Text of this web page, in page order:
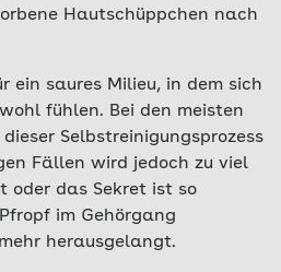
Hautschüppchen nach
ein saures Milieu, in dem sich
fühlen. Bei den meisten
Selbstreinigungsprozess
Fällen wird jedoch zu viel
oder das Sekret ist so
im Gehörgang
herausgelangt.